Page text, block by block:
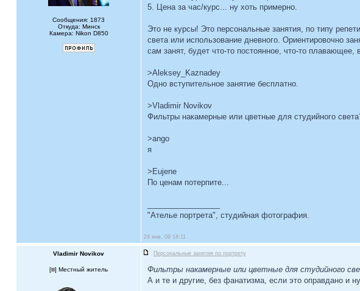
Сообщения: 1873
Откуда: Минск
Камера: Nikon D850
5. Цена за час/курс... ну хоть примерно.
Это не курсы! Это персональные занятия, по типу
света или использование дневного. Ориентировочно
сам занят, будет что-то постоянное, что-то
>Aleksey_Kaznadey
Одно вступительное занятие бесплатно.
>Vladimir Novikov
Фильтры накамерные или цветные для студийного
>ango
я
>Eujene
По ценам потерпите...
"Ателье портрета", студийная фотография.
24 янв, 09 18:11
Vladimir Novikov Персональные занятия по портрету
[ ] Местный житель
Фильтры накамерные или цветные для студийного
А и те и другие, без фанатизма, если это оправдано и